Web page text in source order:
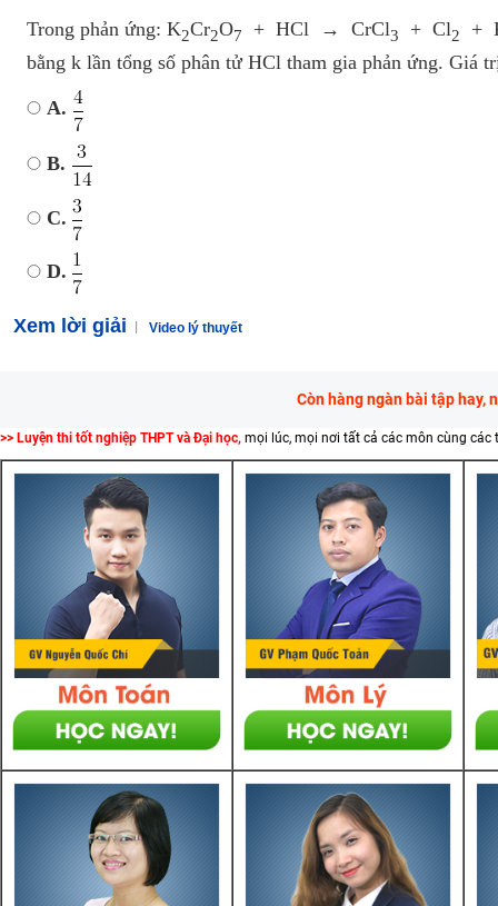
Trong phản ứng: K­2Cr2O7 + HCl → CrCl3 + Cl2
+
bằng k lần tổng số phân tử HCl tham gia phản ứng. Giá
A.
B.
C.
D.
Xem lời giải Video lý thuyết
Còn hàng ngàn bài tập hay,
>> Luyện thi tốt nghiệp THPT và Đại học, mọi lúc, mọi nơi tất cả các môn cùng các